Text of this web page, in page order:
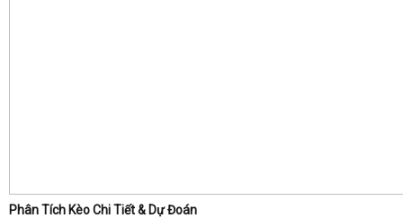
Phân Tích Kèo Chi Tiết & Dự Đoán